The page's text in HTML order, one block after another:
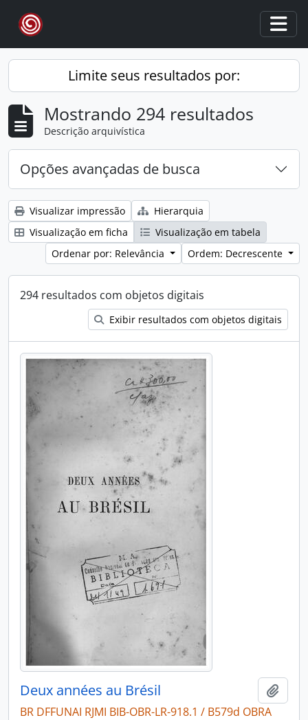
Skip to main content
Limite seus resultados por:
Mostrando 294 resultados
Descrição arquivística
Opções avançadas de busca
Visualizar impressão
Hierarquia
Visualização em ficha
Visualização em tabela
Ordenar por: Relevância
Ordem: Decrescente
294 resultados com objetos digitais
Exibir resultados com objetos digitais
Deux années au Brésil
BR DFFUNAI RJMI BIB-OBR-LR-918.1 / B579d OBRA